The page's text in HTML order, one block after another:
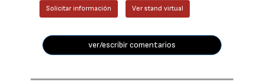
Solicitar información Ver stand virtual
ver/escribir comentarios